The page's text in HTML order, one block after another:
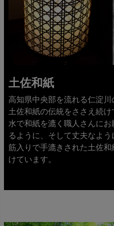
土佐和紙
高知県中央部を流れる仁淀川
土佐和紙の伝統をささえ続
水で和紙を漉く職人さんに
るように、そして丈夫なよ
筋入りで手漉きされた土佐
けています。